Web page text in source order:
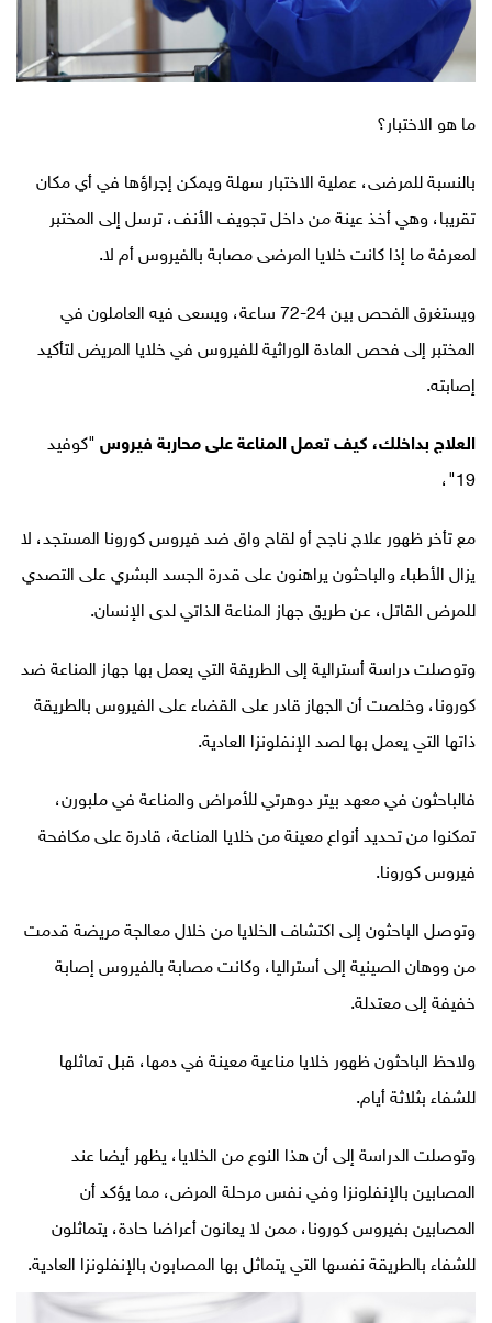
ما هو الاختبار؟
بالنسبة للمرضى، عملية الاختبار سهلة ويمكن إجراؤها في أي مكان
تقريبا، وهي أخذ عينة من داخل تجويف الأنف، ترسل إلى المختبر
لمعرفة ما إذا كانت خلايا المرضى مصابة بالفيروس أم لا.
ويستغرق الفحص بين 24-72 ساعة، ويسعى فيه العاملون في
المختبر إلى فحص المادة الوراثية للفيروس في خلايا المريض لتأكيد
إصابته.
العلاج بداخلك، كيف تعمل المناعة على محاربة فيروس "كوفيد
19"،
مع تأخر ظهور علاج ناجح أو لقاح واق ضد فيروس كورونا المستجد، لا
يزال الأطباء والباحثون يراهنون على قدرة الجسد البشري على التصدي
للمرض القاتل، عن طريق جهاز المناعة الذاتي لدى الإنسان.
وتوصلت دراسة أسترالية إلى الطريقة التي يعمل بها جهاز المناعة ضد
كورونا، وخلصت أن الجهاز قادر على القضاء على الفيروس بالطريقة
ذاتها التي يعمل بها لصد الإنفلونزا العادية.
فالباحثون في معهد بيتر دوهرتي للأمراض والمناعة في ملبورن،
تمكنوا من تحديد أنواع معينة من خلايا المناعة، قادرة على مكافحة
فيروس كورونا.
وتوصل الباحثون إلى اكتشاف الخلايا من خلال معالجة مريضة قدمت
من ووهان الصينية إلى أستراليا، وكانت مصابة بالفيروس إصابة
خفيفة إلى معتدلة.
ولاحظ الباحثون ظهور خلايا مناعية معينة في دمها، قبل تماثلها
للشفاء بثلاثة أيام.
وتوصلت الدراسة إلى أن هذا النوع من الخلايا، يظهر أيضا عند
المصابين بالإنفلونزا وفي نفس مرحلة المرض، مما يؤكد أن
المصابين بفيروس كورونا، ممن لا يعانون أعراضا حادة، يتماثلون
للشفاء بالطريقة نفسها التي يتماثل بها المصابون بالإنفلونزا العادية.